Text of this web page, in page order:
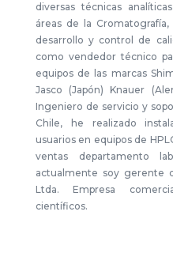
diversas técnicas
áreas de la
desarrollo y control de
como vendedor técnico
equipos de las marcas
Jasco (Japón) Knauer
Ingeniero de servicio y
Chile, he realizado
usuarios en equipos de
ventas departamento
actualmente soy gerente
Ltda. Empresa
científicos.